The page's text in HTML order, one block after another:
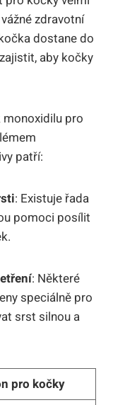
zdravotní
dostane do
aby kočky
monoxidilu pro
patří:
: Existuje řada
pomoci posílit
: Některé
speciálně pro
srst silnou a
pro kočky